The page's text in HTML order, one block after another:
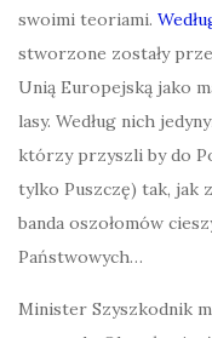
swoimi teoriami.
stworzone zostały
Unią Europejską jako
lasy. Według nich
którzy przyszli by do
tylko Puszczę) tak, jak
banda oszołomów
Państwowych…
Minister Szyszkodnik